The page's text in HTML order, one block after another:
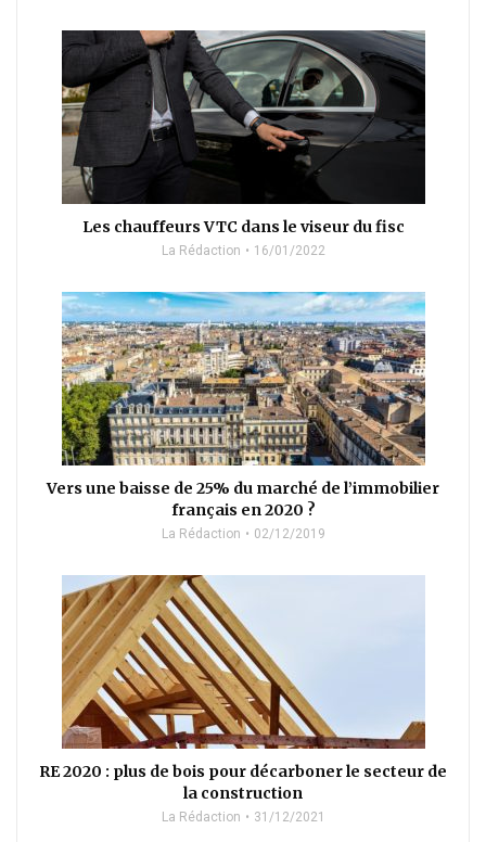
Les chauffeurs VTC dans le viseur du fisc
La Rédaction 16/01/2022
Vers une baisse de 25% du marché de l’immobilier
français en 2020 ?
La Rédaction 02/12/2019
RE 2020 : plus de bois pour décarboner le secteur de
la construction
La Rédaction 31/12/2021